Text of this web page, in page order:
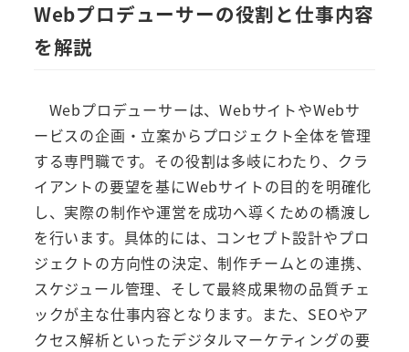
Webプロデューサーの役割と仕事内容
を解説
Webプロデューサーは、WebサイトやWebサ
ービスの企画・立案からプロジェクト全体を管理
する専門職です。その役割は多岐にわたり、クラ
イアントの要望を基にWebサイトの目的を明確化
し、実際の制作や運営を成功へ導くための橋渡し
を行います。具体的には、コンセプト設計やプロ
ジェクトの方向性の決定、制作チームとの連携、
スケジュール管理、そして最終成果物の品質チェ
ックが主な仕事内容となります。また、SEOやア
クセス解析といったデジタルマーケティングの要